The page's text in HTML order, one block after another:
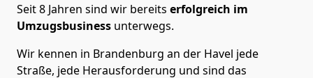
Seit 8 Jahren sind wir bereits erfolgreich im
Umzugsbusiness unterwegs.
Wir kennen in Brandenburg an der Havel jede
Straße, jede Herausforderung und sind das